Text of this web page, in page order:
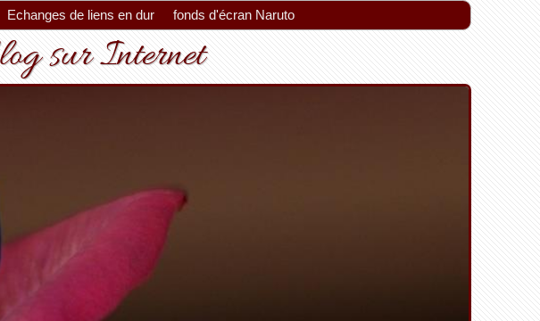
Echanges de liens en dur fonds d'écran Naruto
sur Internet